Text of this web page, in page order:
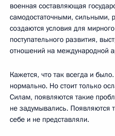
военная составляющая
самодостаточными, сильными,
создаются условия для
поступательного развития,
отношений на международной
Кажется, что так всегда и
нормально. Но стоит только
Силам, появляются такие
не задумывались. Появляются
себе и не представляли.